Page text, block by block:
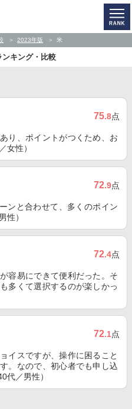
2023年版 米
ンキング・比較
75.8点
り、ポイントがつくため、お
女性）
72.9点
ンと合わせて、多くのポイン
性）
72.4点
容易にできて便利だった。そ
多くて選択するのが楽しかっ
72.1点
イスですが、操作に困ること
。なので、初心者でも申し込
代／男性）